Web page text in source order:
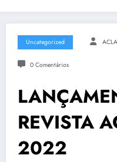
Uncategorized
0 Comentários
REVISTA
2022